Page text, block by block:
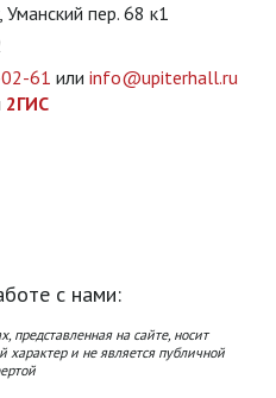
пер. 68 к1
61 или info@upiterhall.ru
2ГИС
с нами:
на сайте, носит
и не является публичной